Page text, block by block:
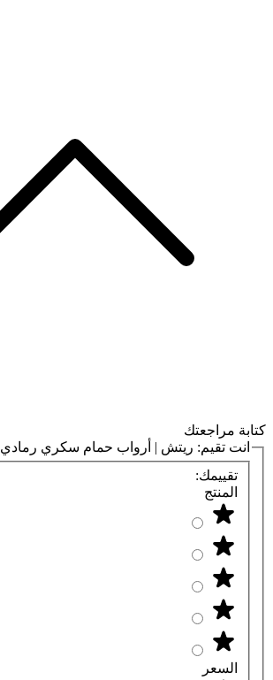
كتابة مراجعتك
انت تقيم: ريتش | أرواب حمام سكري رمادي 9 قطع
تقييمك:
المنتج
السعر